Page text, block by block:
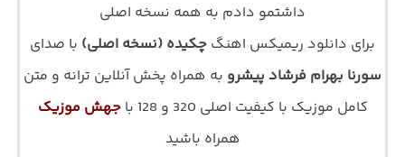
داشتمو دادم به همه نسخه اصلی
برای دانلود ریمیکس اهنگ چکیده (نسخه اصلی) با صدای
سورنا بهرام فرشاد پیشرو به همراه پخش آنلاین ترانه و متن
کامل موزیک با کیفیت اصلی 320 و 128 با
جهش موزیک
همراه باشید